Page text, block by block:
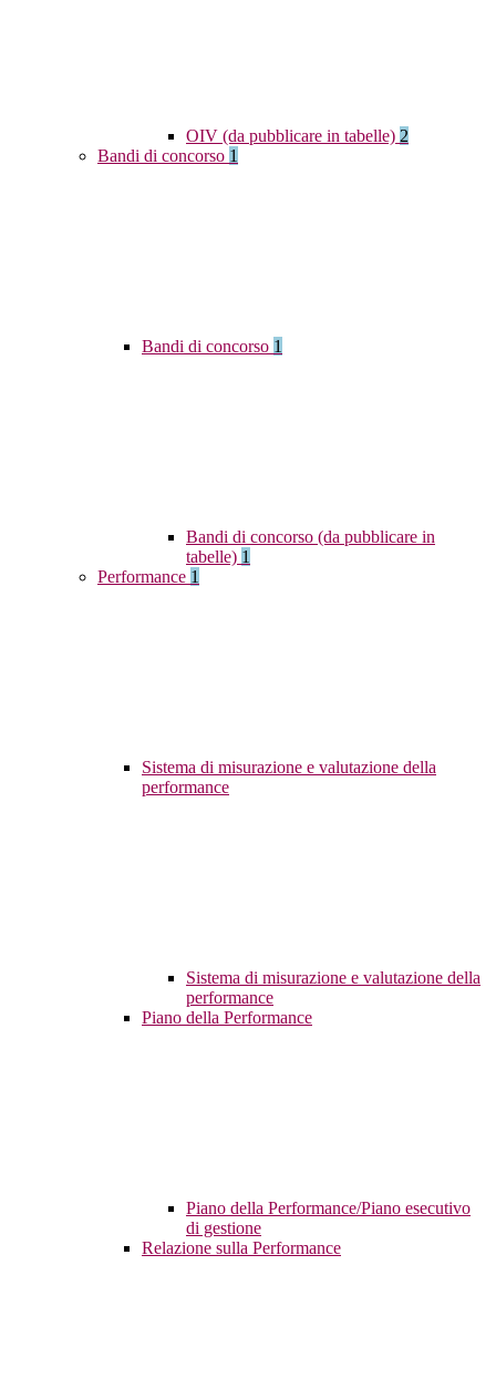
OIV (da pubblicare in tabelle) 2
Bandi di concorso 1
Bandi di concorso 1
Bandi di concorso (da pubblicare in
tabelle) 1
Performance 1
Sistema di misurazione e valutazione della
performance
Sistema di misurazione e valutazione della
performance
Piano della Performance
Piano della Performance/Piano esecutivo
di gestione
Relazione sulla Performance